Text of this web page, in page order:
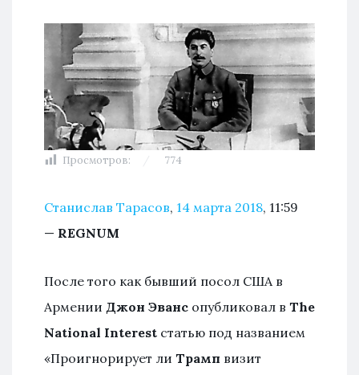
Просмотров: 774
Станислав Тарасов, 14 марта 2018, 11:59
— REGNUM
После того как бывший посол США в
Армении Джон Эванс опубликовал в The
National Interest статью под названием
«Проигнорирует ли Трамп визит